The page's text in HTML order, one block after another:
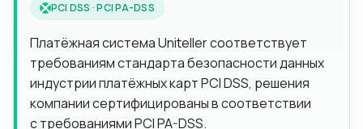
PCI DSS · PCI PA-DSS
Платёжная система Uniteller соответствует
требованиям стандарта безопасности данных
индустрии платёжных карт PCI DSS, решения
компании сертифицированы в соответствии
с требованиями PCI PA-DSS.